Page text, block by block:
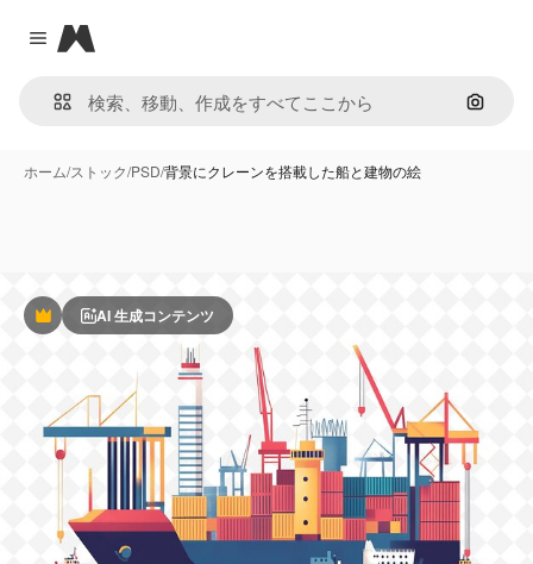
Close menu
Magnific
画像で
ホーム/ストック/PSD/背景にクレーンを搭載した船と建物の絵
PremiumAI 生成コンテンツ